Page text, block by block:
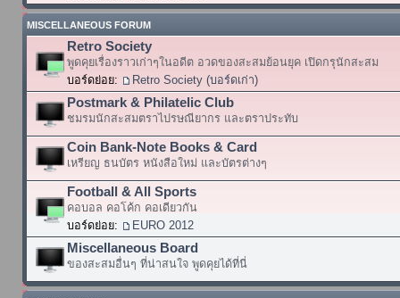
MISCELLANEOUS FORUM
Retro Society
พูดคุยเรื่องราวเก่าๆในอดีต อวดของสะสมย้อนยุค เปิดกรุนักสะสม
บอร์ดย่อย:
Retro Society (บอร์ดเก่า)
Postmark & Philatelic Club
ชมรมนักสะสมตราไปรษณียากร และตราประทับ
Coin Bank-Note Books & Card
เหรียญ ธนบัตร หนังสือใหม่ และบัตรต่างๆ
Football & All Sports
คอบอล คอโค้ก คอเดียวกัน
บอร์ดย่อย:
EURO 2012
Miscellaneous Board
ของสะสมอื่นๆ ที่น่าสนใจ พูดคุยได้ที่นี่